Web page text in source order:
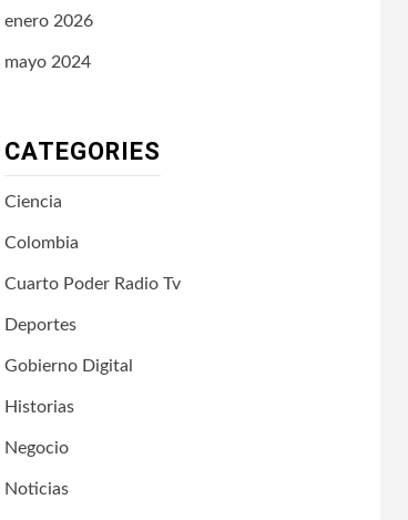
enero 2026
mayo 2024
CATEGORIES
Ciencia
Colombia
Cuarto Poder Radio Tv
Deportes
Gobierno Digital
Historias
Negocio
Noticias